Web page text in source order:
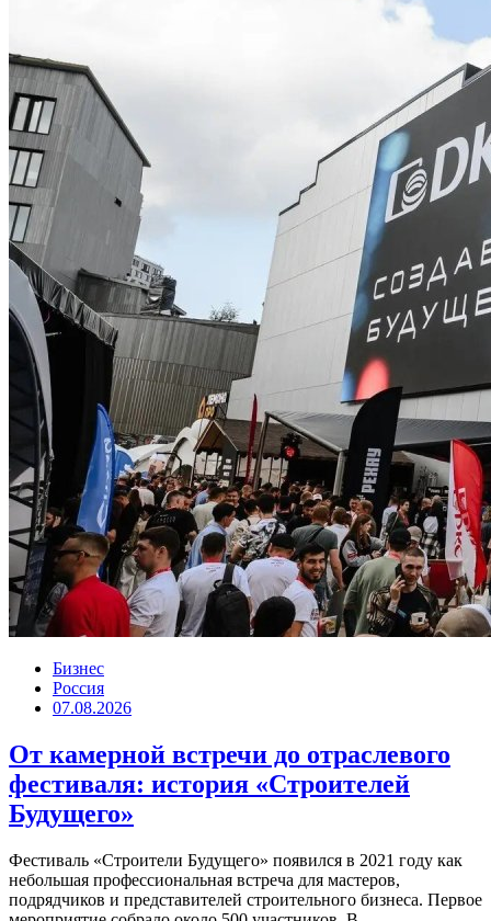
Бизнес
Россия
07.08.2026
От камерной встречи до отраслевого
фестиваля: история «Строителей
Будущего»
Фестиваль «Строители Будущего» появился в 2021 году как
небольшая профессиональная встреча для мастеров,
подрядчиков и представителей строительного бизнеса. Первое